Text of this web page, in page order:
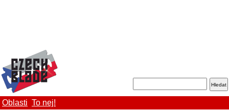
Oblasti To nej!